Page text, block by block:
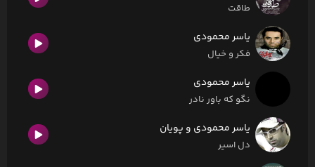
طاقت
یاسر محمودی
فکر و خیال
یاسر محمودی
نگو که باور نادر
یاسر محمودی و پویان
دل اسیر